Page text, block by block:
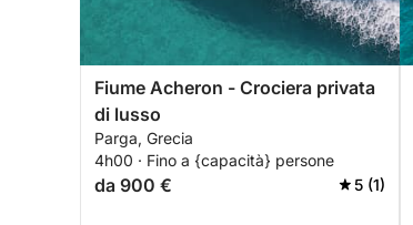
Fiume Acheron - Crociera privata
di lusso
Parga, Grecia
4h00 · Fino a {capacità} persone
da 900 € 5 (1)